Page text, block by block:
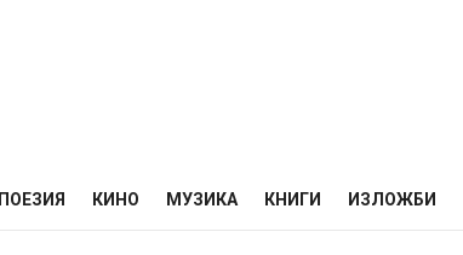
ПОЕЗИЯ КИНО МУЗИКА КНИГИ ИЗЛОЖБИ